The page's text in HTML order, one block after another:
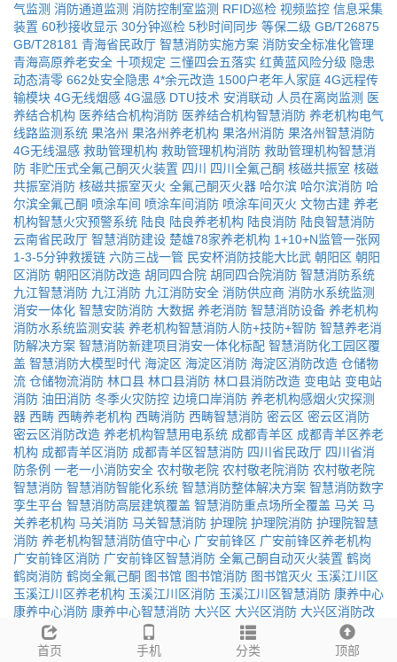
气监测 消防通道监测 消防控制室监测 RFID巡检 视频监控 信息采集
装置 60秒接收显示 30分钟巡检 5秒时间同步 等保二级 GB/T26875
GB/T28181 青海省民政厅 智慧消防实施方案 消防安全标准化管理
青海高原养老安全 十项规定 三懂四会五落实 红黄蓝风险分级 隐患
动态清零 662处安全隐患 4*余元改造 1500户老年人家庭 4G远程传
输模块 4G无线烟感 4G温感 DTU技术 安消联动 人员在离岗监测 医
养结合机构 医养结合机构消防 医养结合机构智慧消防 养老机构电气
线路监测系统 果洛州 果洛州养老机构 果洛州消防 果洛州智慧消防
4G无线温感 救助管理机构 救助管理机构消防 救助管理机构智慧消
防 非贮压式全氟己酮灭火装置 四川 四川全氟己酮 核磁共振室 核磁
共振室消防 核磁共振室灭火 全氟己酮灭火器 哈尔滨 哈尔滨消防 哈
尔滨全氟己酮 喷涂车间 喷涂车间消防 喷涂车间灭火 文物古建 养老
机构智慧火灾预警系统 陆良 陆良养老机构 陆良消防 陆良智慧消防
云南省民政厅 智慧消防建设 楚雄78家养老机构 1+10+N监管一张网
1-3-5分钟救援链 六防三战一管 民安杯消防技能大比武 朝阳区 朝阳
区消防 朝阳区消防改造 胡同四合院 胡同四合院消防 智慧消防系统
九江智慧消防 九江消防 九江消防安全 消防供应商 消防水系统监测
消安一体化 智慧安防消防 大数据 养老消防 智慧消防设备 养老机构
消防水系统监测安装 养老机构智慧消防人防+技防+智防 智慧养老消
防解决方案 智慧消防新建项目消安一体化标配 智慧消防化工园区覆
盖 智慧消防大模型时代 海淀区 海淀区消防 海淀区消防改造 仓储物
流 仓储物流消防 林口县 林口县消防 林口县消防改造 变电站 变电站
消防 油田消防 冬季火灾防控 边境口岸消防 养老机构感烟火灾探测
器 西畴 西畴养老机构 西畴消防 西畴智慧消防 密云区 密云区消防
密云区消防改造 养老机构智慧用电系统 成都青羊区 成都青羊区养老
机构 成都青羊区消防 成都青羊区智慧消防 四川省民政厅 四川省消
防条例 一老一小消防安全 农村敬老院 农村敬老院消防 农村敬老院
智慧消防 智慧消防智能化系统 智慧消防整体解决方案 智慧消防数字
孪生平台 智慧消防高层建筑覆盖 智慧消防重点场所全覆盖 马关 马
关养老机构 马关消防 马关智慧消防 护理院 护理院消防 护理院智慧
消防 养老机构智慧消防值守中心 广安前锋区 广安前锋区养老机构
广安前锋区消防 广安前锋区智慧消防 全氟己酮自动灭火装置 鹤岗
鹤岗消防 鹤岗全氟己酮 图书馆 图书馆消防 图书馆灭火 玉溪江川区
玉溪江川区养老机构 玉溪江川区消防 玉溪江川区智慧消防 康养中心
康养中心消防 康养中心智慧消防 大兴区 大兴区消防 大兴区消防改
大兴国际机场 大兴国际机场消防 养老机构消防物联网平台 勐腊
勐腊养老机构
勐腊消防 勐腊智慧消防 助餐点
助餐点智
首页 手机 分类 顶部